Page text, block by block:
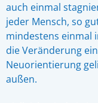
auch einmal
jeder Mensch, so
mindestens einmal
die Veränderung
Neuorientierung
außen.